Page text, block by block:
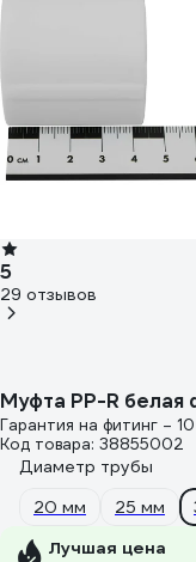
5
29 отзывов
Муфта PP-R белая
Гарантия на фитинг –
Код товара: 38855002
Диаметр трубы
20 мм
25 мм
Лучшая цена